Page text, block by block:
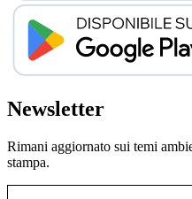
Newsletter
Rimani aggiornato sui temi
stampa.